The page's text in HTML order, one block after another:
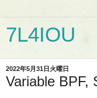
7L4IOU
2022年5月31日火曜日
Variable BPF,